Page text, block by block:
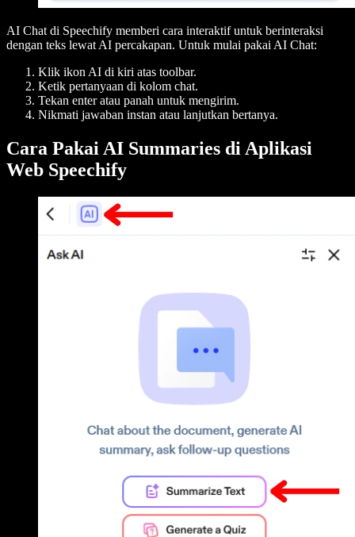
AI Chat di Speechify memberi cara interaktif untuk berinteraksi
dengan teks lewat AI percakapan. Untuk mulai pakai AI Chat:
Klik ikon AI di kiri atas toolbar.
Ketik pertanyaan di kolom chat.
Tekan enter atau panah untuk mengirim.
Nikmati jawaban instan atau lanjutkan bertanya.
Cara Pakai AI Summaries di Aplikasi
Web Speechify